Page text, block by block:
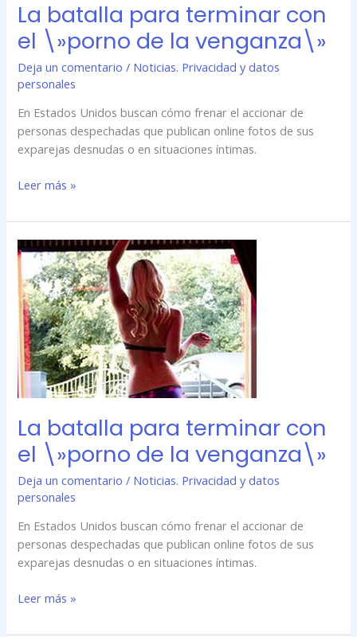
La batalla para terminar con
el \»porno de la venganza\»
Deja un comentario / Noticias. Privacidad y datos
personales
En Estados Unidos buscan cómo frenar el accionar de
personas despechadas que publican online fotos de sus
exparejas desnudas o en situaciones íntimas.
Leer más »
La batalla para terminar con
el \»porno de la venganza\»
Deja un comentario / Noticias. Privacidad y datos
personales
En Estados Unidos buscan cómo frenar el accionar de
personas despechadas que publican online fotos de sus
exparejas desnudas o en situaciones íntimas.
La
batalla
para
terminar
con
el
\»porno
de
la
Leer más »